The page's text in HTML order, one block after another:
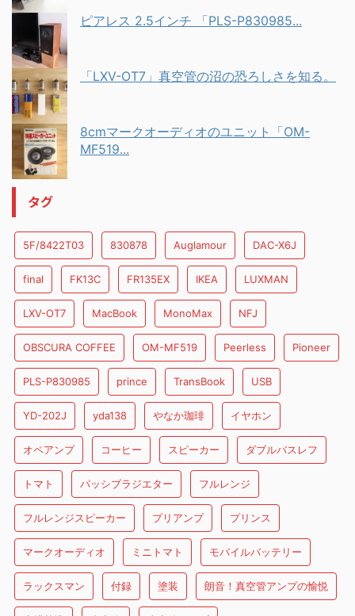
ピアレス 2.5インチ 「PLS-P830985...
「LXV-OT7」真空管の沼の恐ろしさを知る。
8cmマークオーディオのユニット「OM-
MF519...
タグ
5F/8422T03 830878 Auglamour DAC-X6J
final FK13C FR135EX IKEA LUXMAN
LXV-OT7 MacBook MonoMax NFJ
OBSCURA COFFEE OM-MF519 Peerless Pioneer
PLS-P830985 prince TransBook USB
YD-202J yda138 やなか珈琲 イヤホン
オペアンプ コーヒー スピーカー ダブルバスレフ
トマト パッシブラジエター フルレンジ
フルレンジスピーカー プリアンプ プリンス
マークオーディオ ミニトマト モバイルバッテリー
ラックスマン 付録 塗装 朗音！真空管アンプの愉悦